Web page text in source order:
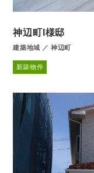
神辺町I様邸
建築地域 ／ 神辺町
新築物件